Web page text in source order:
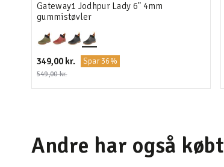
Gateway1 Jodhpur Lady 6" 4mm
gummistøvler
349,00 kr. Spar 36%
549,00 kr.
Andre har også købt